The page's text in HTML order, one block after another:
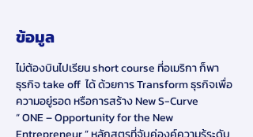
ข้อมูล
ไม่ต้องบินไปเรียน short course ที่อเมริกา ก็พา
ธุรกิจ take off  ได้ ด้วยการ Transform ธุรกิจเพื่อ
ความอยู่รอด หรือการสร้าง New S-Curve
“ ONE – Opportunity for the New